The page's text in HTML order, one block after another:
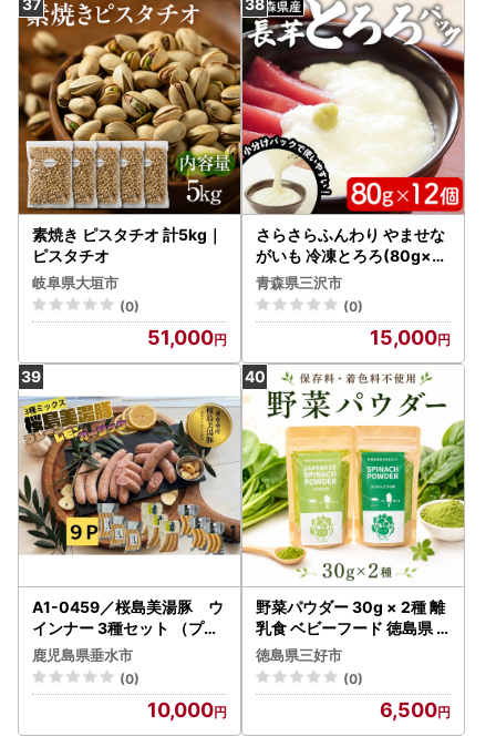
素焼き ピスタチオ 計5kg｜
ピスタチオ
岐阜県大垣市
(0)
51,000
さらさらふんわり やませな
がいも 冷凍とろろ(80g×12
個) とろろ 長芋 小分け 個包
装 青森県産 冷凍保存 【材
】【ms13-01】
青森県三沢市
(0)
15,000
A1-0459／桜島美湯豚 ウ
インナー 3種セット （プレ
ーン・レモン・ガーリック
）各1P
鹿児島県垂水市
(0)
10,000
野菜パウダー 30g × 2種 離
乳食 ベビーフード 徳島県
三好市
徳島県三好市
(0)
6,500